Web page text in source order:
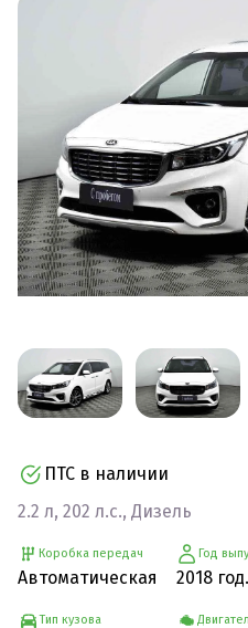
ПТС в наличии
2.2 л, 202 л.с., Дизель
Коробка передач
Автоматическая
Тип кузова
Год
2018 год.